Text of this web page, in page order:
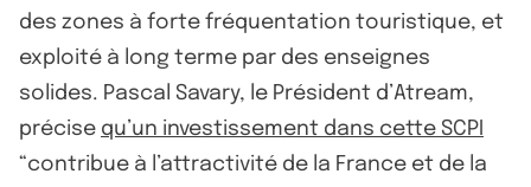
des zones à forte fréquentation touristique, et
exploité à long terme par des enseignes
solides. Pascal Savary, le Président d’Atream,
précise qu’un investissement dans cette SCPI
“contribue à l’attractivité de la France et de la